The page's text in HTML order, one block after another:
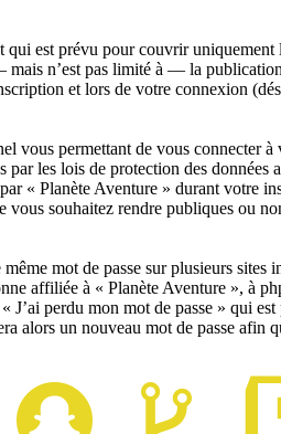
est prévu pour couvrir uniquement
n’est pas limité à — la
et lors de votre connexion
vous permettant de vous connecter à
les lois de protection des données
« Planète Aventure » durant votre
souhaitez rendre publiques ou
mot de passe sur plusieurs sites
affiliée à « Planète Aventure », à
perdu mon mot de passe » qui
alors un nouveau mot de passe afin